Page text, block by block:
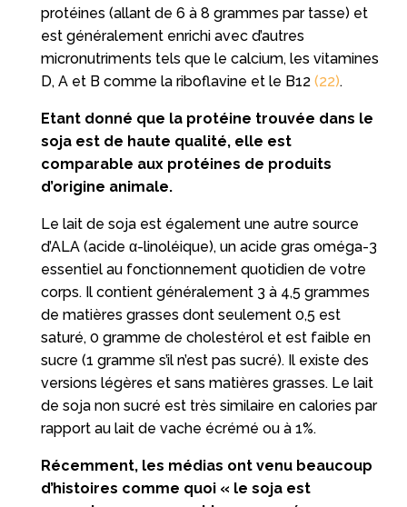
protéines (allant de 6 à 8 grammes par tasse) et
est généralement enrichi avec d’autres
micronutriments tels que le calcium, les vitamines
D, A et B comme la riboflavine et le B12 (22).
Etant donné que la protéine trouvée dans le
soja est de haute qualité, elle est
comparable aux protéines de produits
d’origine animale.
Le lait de soja est également une autre source
d’ALA (acide α-linoléique), un acide gras oméga-3
essentiel au fonctionnement quotidien de votre
corps. Il contient généralement 3 à 4,5 grammes
de matières grasses dont seulement 0,5 est
saturé, 0 gramme de cholestérol et est faible en
sucre (1 gramme s’il n’est pas sucré). Il existe des
versions légères et sans matières grasses. Le lait
de soja non sucré est très similaire en calories par
rapport au lait de vache écrémé ou à 1%.
Récemment, les médias ont venu beaucoup
d’histoires comme quoi « le soja est